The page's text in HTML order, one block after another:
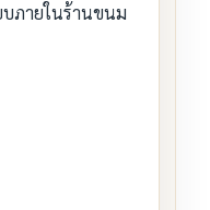
บภายในร้านขนม